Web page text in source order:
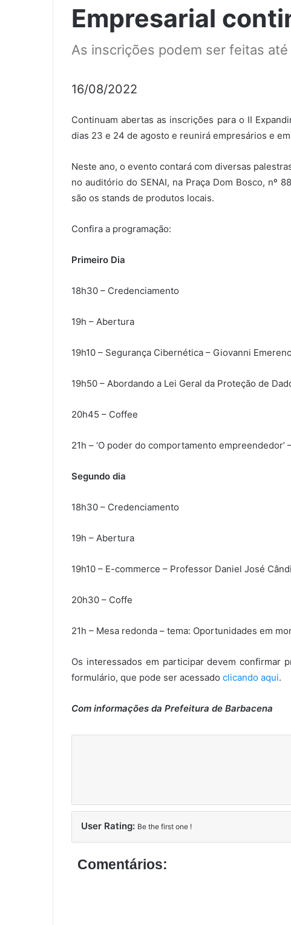
Empresarial
As inscrições podem ser feitas
16/08/2022
Continuam abertas as inscrições para o II
dias 23 e 24 de agosto e reunirá empresários e
Neste ano, o evento contará com diversas
no auditório do SENAI, na Praça Dom Bosco, nº
são os stands de produtos locais.
Confira a programação:
Primeiro Dia
18h30 – Credenciamento
19h – Abertura
19h10 – Segurança Cibernética – Giovanni
19h50 – Abordando a Lei Geral da Proteção de
20h45 – Coffee
21h – ‘O poder do comportamento empreendedor’
Segundo dia
18h30 – Credenciamento
19h – Abertura
19h10 – E-commerce – Professor Daniel José
20h30 – Coffe
21h – Mesa redonda – tema: Oportunidades em
Os interessados em participar devem confirmar
formulário, que pode ser acessado clicando aqui.
Com informações da Prefeitura de Barbacena
User Rating: Be the first one !
Comentários: